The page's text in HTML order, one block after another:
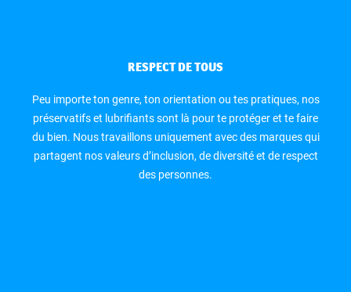
RESPECT DE TOUS
Peu importe ton genre, ton orientation ou tes pratiques, nos
préservatifs et lubrifiants sont là pour te protéger et te faire
du bien. Nous travaillons uniquement avec des marques qui
partagent nos valeurs d’inclusion, de diversité et de respect
des personnes.